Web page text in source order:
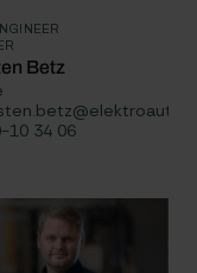
Betz
10 34 06